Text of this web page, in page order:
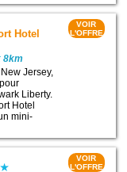
Hotel
8km
Jersey,
Liberty.
Hotel
mini-
VOIR
L'OFFRE
VOIR
L'OFFRE